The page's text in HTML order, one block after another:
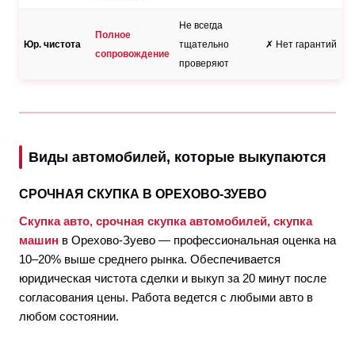
Юр. чистота
Полное
сопровождение
Не всегда
тщательно
проверяют
✗ Нет гарантий
Виды автомобилей, которые выкупаются
СРОЧНАЯ СКУПКА В ОРЕХОВО-ЗУЕВО
Скупка авто, срочная скупка автомобилей, скупка
машин в Орехово-Зуево — профессиональная оценка на
10–20% выше среднего рынка. Обеспечивается
юридическая чистота сделки и выкуп за 20 минут после
согласования цены. Работа ведется с любыми авто в
любом состоянии.